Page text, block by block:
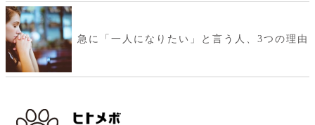
急に「一人になりたい」と言う人、3つの理由